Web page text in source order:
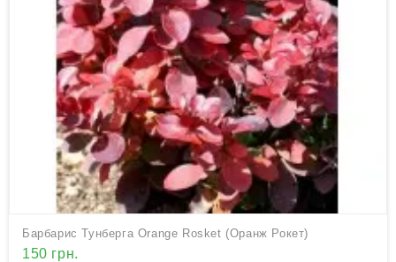
Барбарис Тунберга Orange Rosket (Оранж Рокет)
150 грн.